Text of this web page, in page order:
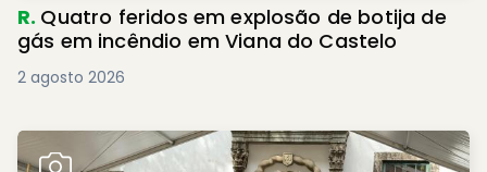
R. Quatro feridos em explosão de botija de
gás em incêndio em Viana do Castelo
2 agosto 2026